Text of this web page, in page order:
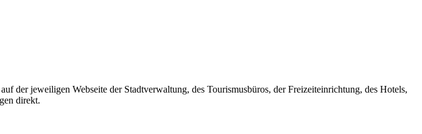
der jeweiligen Webseite der Stadtverwaltung, des Tourismusbüros, der Freizeiteinrichtung, des Hotels,
direkt.